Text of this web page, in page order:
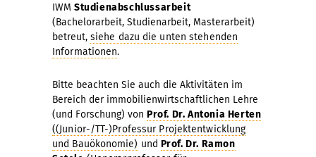
IWM Studienabschlussarbeit
(Bachelorarbeit, Studienarbeit, Masterarbeit)
betreut, siehe dazu die unten stehenden
Informationen.
Bitte beachten Sie auch die Aktivitäten im
Bereich der immobilienwirtschaftlichen Lehre
(und Forschung) von Prof. Dr. Antonia Herten
((Junior-/TT-)Professur Projektentwicklung
und Bauökonomie) und Prof. Dr. Ramon